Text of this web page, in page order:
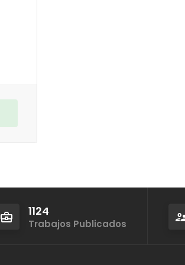
1124
Trabajos Publicados